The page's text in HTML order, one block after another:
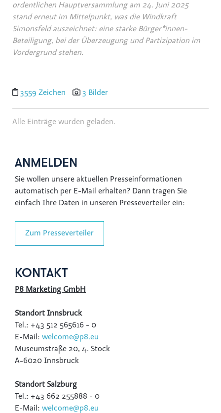
ordentlichen Hauptversammlung am 24. Juni 2025
stand erneut im Mittelpunkt, was die Windkraft
Simonsfeld auszeichnet: eine starke Bürger*innen-
Beteiligung, bei der Überzeugung und Partizipation im
Vordergrund stehen.
3559 Zeichen 3 Bilder
Alle Einträge wurden geladen.
ANMELDEN
Sie wollen unsere aktuellen Presseinformationen
automatisch per E-Mail erhalten? Dann tragen Sie
einfach Ihre Daten in unseren Presseverteiler ein:
Zum Presseverteiler
KONTAKT
P8 Marketing GmbH
Standort Innsbruck
Tel.: +43 512 565616 - 0
E-Mail: welcome@p8.eu
Museumstraße 20, 4. Stock
A-6020 Innsbruck
Standort Salzburg
Tel.: +43 662 255888 - 0
E-Mail: welcome@p8.eu